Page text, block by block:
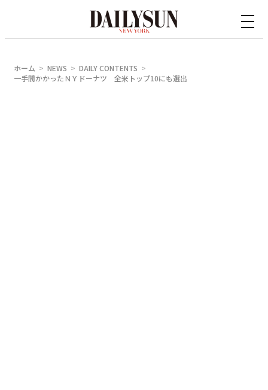
ホーム NEWS
DAILY CONTENTS
一手間かかったＮＹドーナツ 全米トップ10にも選出